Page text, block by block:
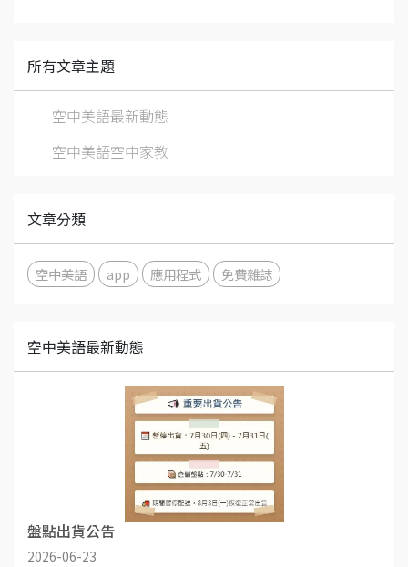
所有文章主題
空中美語最新動態
空中美語空中家教
文章分類
空中美語 app 應用程式 免費雜誌
空中美語最新動態
盤點出貨公告
2026-06-23